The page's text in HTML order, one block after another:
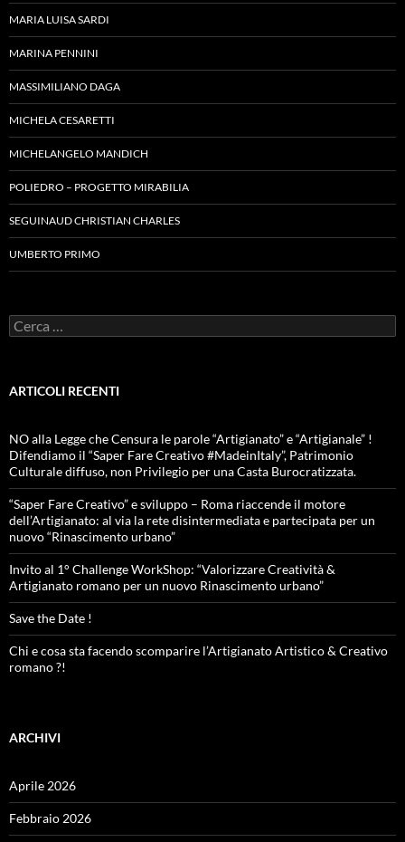
MARIA LUISA SARDI
MARINA PENNINI
MASSIMILIANO DAGA
MICHELA CESARETTI
MICHELANGELO MANDICH
POLIEDRO – PROGETTO MIRABILIA
SEGUINAUD CHRISTIAN CHARLES
UMBERTO PRIMO
Ricerca
per:
ARTICOLI RECENTI
NO alla Legge che Censura le parole “Artigianato” e “Artigianale” !
Difendiamo il “Saper Fare Creativo #MadeinItaly”, Patrimonio
Culturale diffuso, non Privilegio per una Casta Burocratizzata.
“Saper Fare Creativo” e sviluppo – Roma riaccende il motore
dell’Artigianato: al via la rete disintermediata e partecipata per un
nuovo “Rinascimento urbano”
Invito al 1° Challenge WorkShop: “Valorizzare Creatività &
Artigianato romano per un nuovo Rinascimento urbano”
Save the Date !
Chi e cosa sta facendo scomparire l’Artigianato Artistico & Creativo
romano ?!
ARCHIVI
Aprile 2026
Febbraio 2026